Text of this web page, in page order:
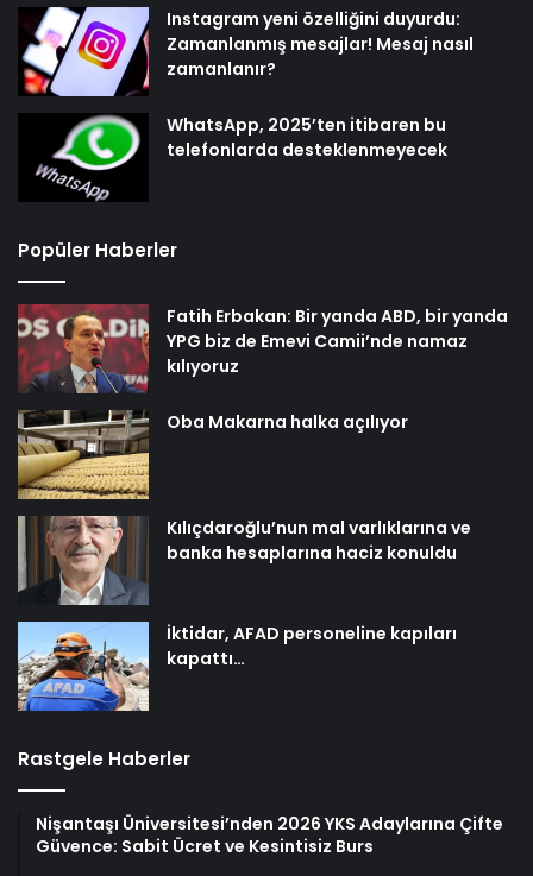
Instagram yeni özelliğini duyurdu:
Zamanlanmış mesajlar! Mesaj nasıl
zamanlanır?
WhatsApp, 2025’ten itibaren bu
telefonlarda desteklenmeyecek
Popüler Haberler
Fatih Erbakan: Bir yanda ABD, bir yanda
YPG biz de Emevi Camii’nde namaz
kılıyoruz
Oba Makarna halka açılıyor
Kılıçdaroğlu’nun mal varlıklarına ve
banka hesaplarına haciz konuldu
İktidar, AFAD personeline kapıları
kapattı…
Rastgele Haberler
Nişantaşı Üniversitesi’nden 2026 YKS Adaylarına Çifte
Güvence: Sabit Ücret ve Kesintisiz Burs